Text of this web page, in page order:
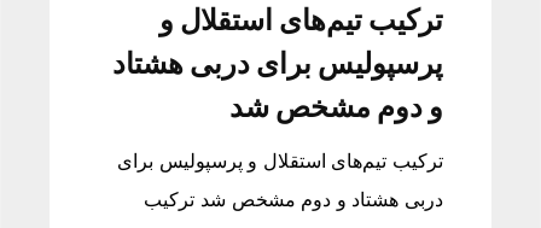
ترکیب تیم‌های استقلال و
پرسپولیس برای دربی هشتاد
و دوم مشخص شد
ترکیب تیم‌های استقلال و پرسپولیس برای
دربی هشتاد و دوم مشخص شد ترکیب